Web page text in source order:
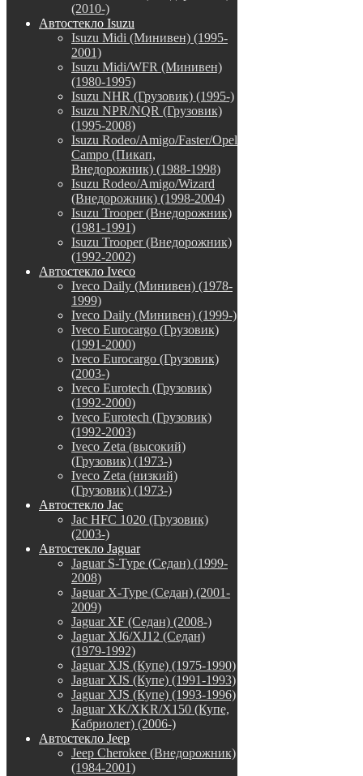
(2010-)
Автостекло Isuzu
Isuzu Midi (Минивен) (1995-
2001)
Isuzu Midi/WFR (Минивен)
(1980-1995)
Isuzu NHR (Грузовик) (1995-)
Isuzu NPR/NQR (Грузовик)
(1995-2008)
Isuzu Rodeo/Amigo/Faster/Opel
Campo (Пикап,
Внедорожник) (1988-1998)
Isuzu Rodeo/Amigo/Wizard
(Внедорожник) (1998-2004)
Isuzu Trooper (Внедорожник)
(1981-1991)
Isuzu Trooper (Внедорожник)
(1992-2002)
Автостекло Iveco
Iveco Daily (Минивен) (1978-
1999)
Iveco Daily (Минивен) (1999-)
Iveco Eurocargo (Грузовик)
(1991-2000)
Iveco Eurocargo (Грузовик)
(2003-)
Iveco Eurotech (Грузовик)
(1992-2000)
Iveco Eurotech (Грузовик)
(1992-2003)
Iveco Zeta (высокий)
(Грузовик) (1973-)
Iveco Zeta (низкий)
(Грузовик) (1973-)
Автостекло Jac
Jac HFC 1020 (Грузовик)
(2003-)
Автостекло Jaguar
Jaguar S-Type (Седан) (1999-
2008)
Jaguar X-Type (Седан) (2001-
2009)
Jaguar XF (Седан) (2008-)
Jaguar XJ6/XJ12 (Седан)
(1979-1992)
Jaguar XJS (Купе) (1975-1990)
Jaguar XJS (Купе) (1991-1993)
Jaguar XJS (Купе) (1993-1996)
Jaguar XK/XKR/X150 (Купе,
Кабриолет) (2006-)
Автостекло Jeep
Jeep Cherokee (Внедорожник)
(1984-2001)